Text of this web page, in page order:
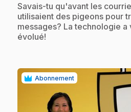
.Savais-tu qu'avant les
utilisaient des pigeons pour
messages? La technologie
évolué!
Abonnement